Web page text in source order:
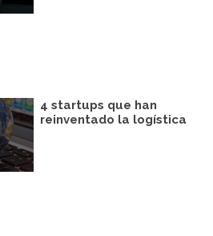
4 startups que han
reinventado la logística